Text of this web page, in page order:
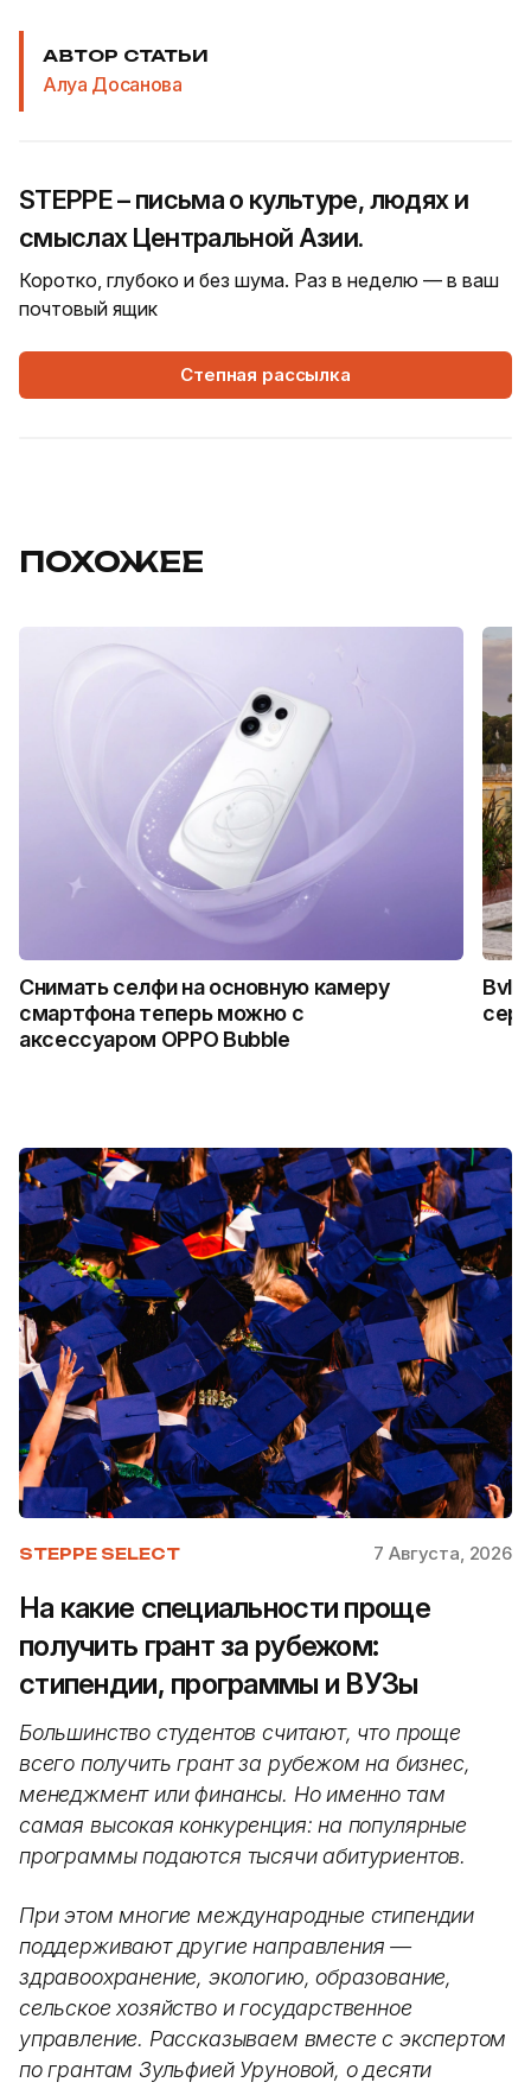
АВТОР СТАТЬИ
Алуа Досанова
STEPPE – письма о культуре, людях и
смыслах Центральной Азии.
Коротко, глубоко и без шума. Раз в неделю — в ваш
почтовый ящик
Степная рассылка
ПОХОЖЕЕ
Снимать селфи на основную камеру
смартфона теперь можно с
аксессуаром OPPO Bubble
STEPPE SELECT 7 Августа, 2026
На какие специальности проще
получить грант за рубежом:
стипендии, программы и ВУЗы
Большинство студентов считают, что проще
всего получить грант за рубежом на бизнес,
менеджмент или финансы. Но именно там
самая высокая конкуренция: на популярные
программы подаются тысячи абитуриентов.
При этом многие международные стипендии
поддерживают другие направления —
здравоохранение, экологию, образование,
сельское хозяйство и государственное
управление. Рассказываем вместе с экспертом
по грантам Зульфией Уруновой, о десяти